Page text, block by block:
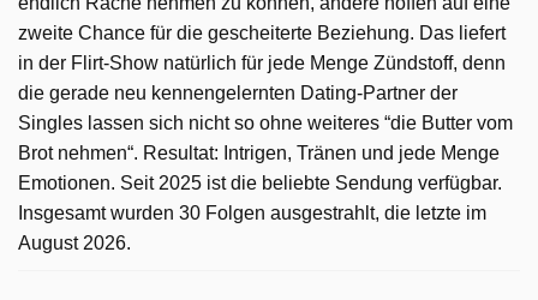
zweite Chance für die gescheiterte Beziehung. Das liefert
in der Flirt-Show natürlich für jede Menge Zündstoff, denn
die gerade neu kennengelernten Dating-Partner der
Singles lassen sich nicht so ohne weiteres “die Butter vom
Brot nehmen“. Resultat: Intrigen, Tränen und jede Menge
Emotionen. Seit 2025 ist die beliebte Sendung verfügbar.
Insgesamt wurden 30 Folgen ausgestrahlt, die letzte im
August 2026.